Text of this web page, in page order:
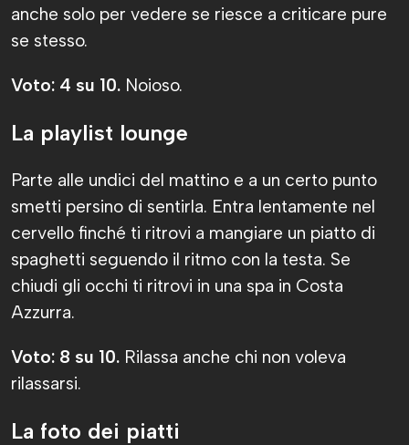
anche solo per vedere se riesce a criticare pure
se stesso.
Voto: 4 su 10. Noioso.
La playlist lounge
Parte alle undici del mattino e a un certo punto
smetti persino di sentirla. Entra lentamente nel
cervello finché ti ritrovi a mangiare un piatto di
spaghetti seguendo il ritmo con la testa. Se
chiudi gli occhi ti ritrovi in una spa in Costa
Azzurra.
Voto: 8 su 10. Rilassa anche chi non voleva
rilassarsi.
La foto dei piatti